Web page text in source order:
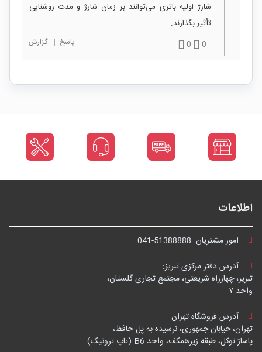
شارژ اولیه باتری می‌توانند بر زمان شارژ و مدت روشنایی
تأثیر بگذارند.
0
0 پاسخ | گزارش
اطلاعات
امور مشتریان: 041-51388888
آدرس دفتر مرکزی تبریز:
تبریز، چهارراه شریعتی، مجتمع تجاری گلستان،
واحد ۷
آدرس فروشگاه تهران:
تهران، خیابان جمهوری، نرسیده به پل حافظ،
پاساژ توکل، طبقه زیرهمکف، واحد B6 (تاپ ترونیک)